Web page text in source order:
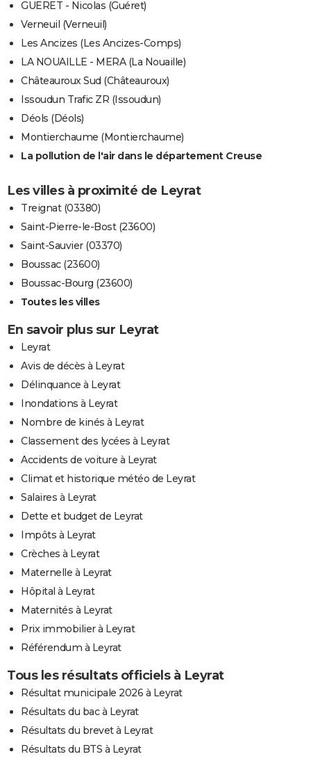
GUERET - Nicolas (Guéret)
Verneuil (Verneuil)
Les Ancizes (Les Ancizes-Comps)
LA NOUAILLE - MERA (La Nouaille)
Châteauroux Sud (Châteauroux)
Issoudun Trafic ZR (Issoudun)
Déols (Déols)
Montierchaume (Montierchaume)
La pollution de l'air dans le département Creuse
Les villes à proximité de Leyrat
Treignat (03380)
Saint-Pierre-le-Bost (23600)
Saint-Sauvier (03370)
Boussac (23600)
Boussac-Bourg (23600)
Toutes les villes
En savoir plus sur Leyrat
Leyrat
Avis de décès à Leyrat
Délinquance à Leyrat
Inondations à Leyrat
Nombre de kinés à Leyrat
Classement des lycées à Leyrat
Accidents de voiture à Leyrat
Climat et historique météo de Leyrat
Salaires à Leyrat
Dette et budget de Leyrat
Impôts à Leyrat
Crèches à Leyrat
Maternelle à Leyrat
Hôpital à Leyrat
Maternités à Leyrat
Prix immobilier à Leyrat
Référendum à Leyrat
Tous les résultats officiels à Leyrat
Résultat municipale 2026 à Leyrat
Résultats du bac à Leyrat
Résultats du brevet à Leyrat
Résultats du BTS à Leyrat